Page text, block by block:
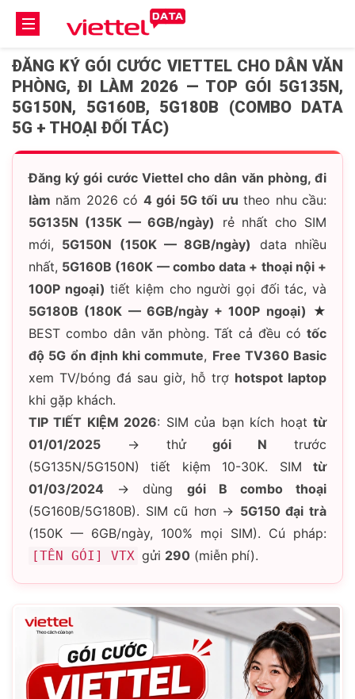
ĐĂNG KÝ GÓI CƯỚC VIETTEL CHO DÂN VĂN
PHÒNG, ĐI LÀM 2026 — TOP GÓI 5G135N,
5G150N, 5G160B, 5G180B (COMBO DATA
5G + THOẠI ĐỐI TÁC)
Đăng ký gói cước Viettel cho dân văn phòng, đi
làm năm 2026 có 4 gói 5G tối ưu theo nhu cầu:
5G135N (135K — 6GB/ngày)
rẻ nhất cho SIM
mới, 5G150N (150K — 8GB/ngày)
data nhiều
nhất, 5G160B (160K — combo data + thoại nội +
100P ngoại) tiết kiệm cho người gọi đối tác, và
5G180B (180K — 6GB/ngày + 100P ngoại) ★
BEST combo dân văn phòng. Tất cả đều có tốc
độ 5G ổn định khi commute, Free TV360 Basic
xem TV/bóng đá sau giờ, hỗ trợ hotspot laptop
khi gặp khách.
TIP TIẾT KIỆM 2026: SIM của bạn kích hoạttừ
01/01/2025 → thửgói N trước
(5G135N/5G150N) tiết kiệm 10-30K. SIM từ
01/03/2024 → dùng gói B combo thoại
(5G160B/5G180B). SIM cũ hơn → 5G150 đại trà
(150K — 6GB/ngày, 100% mọi SIM). Cú pháp:
[TÊN GÓI] VTX gửi 290 (miễn phí).